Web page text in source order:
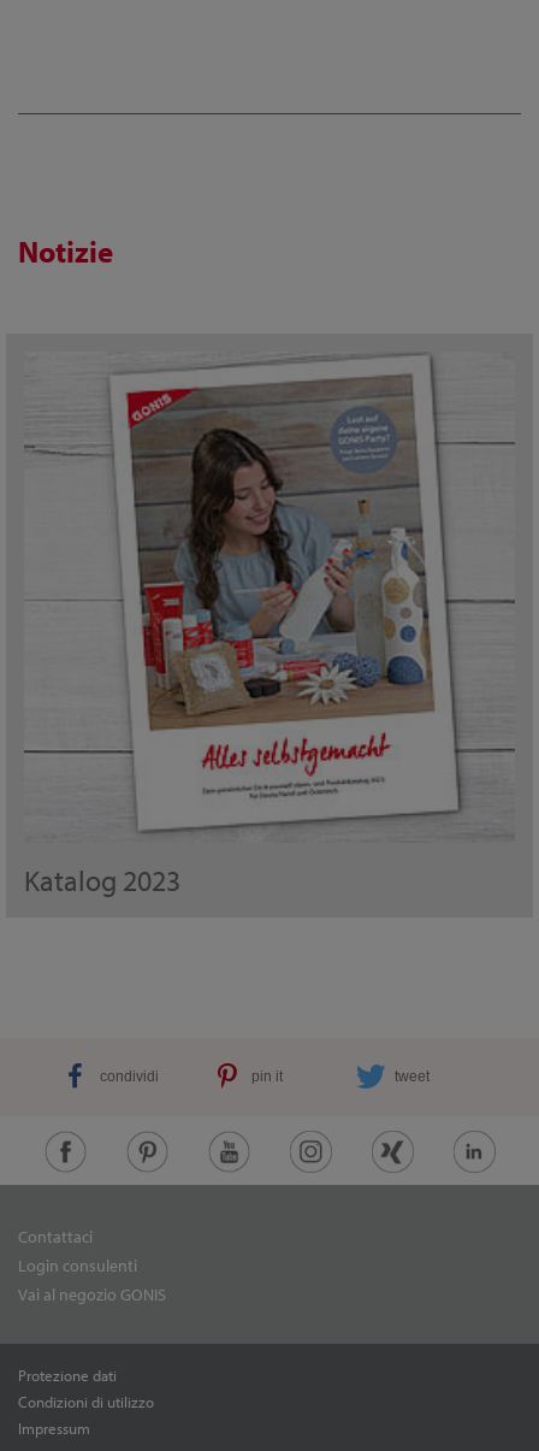
Notizie
Katalog 2023
condividi pin it tweet
Contattaci
Login consulenti
Vai al negozio GONIS
Protezione dati
Condizioni di utilizzo
Impressum